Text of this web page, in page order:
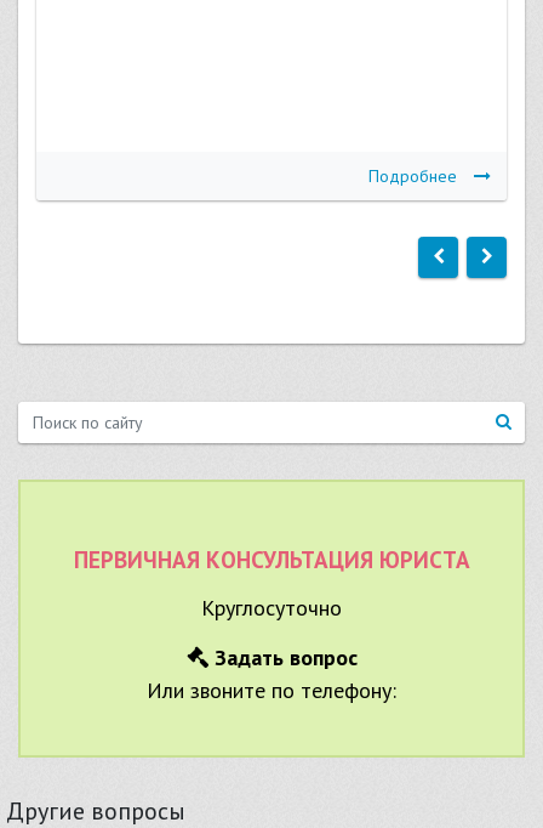
Подробнее
ПЕРВИЧНАЯ КОНСУЛЬТАЦИЯ ЮРИСТА
Круглосуточно
Задать вопрос
Или звоните по телефону:
Другие вопросы